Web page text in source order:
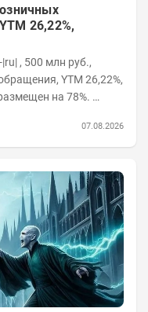
26,22%,
, 500 млн руб.,
YTM 26,22%,
на 78%.
07.08.2026